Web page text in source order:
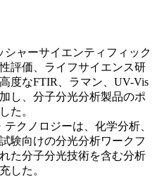
シャーサイエンティフィック
評価、ライフサイエンス研
度なFTIR、ラマン、UV-Vis
し、分子分光分析製品のポ
た。
テクノロジーは、化学分析、
験向けの分光分析ワークフ
た分子分光技術を含む分析
した。